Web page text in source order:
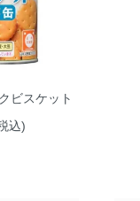
ビスケット
込)